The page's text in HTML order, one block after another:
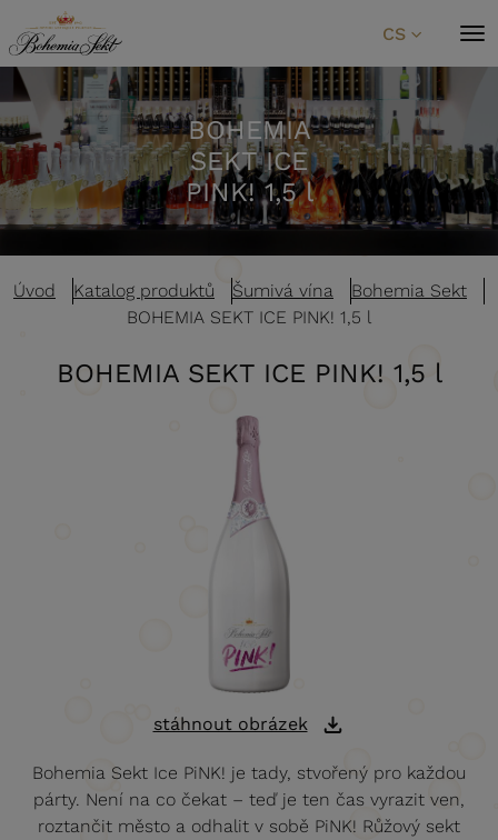
Přeskočit na obsah
CS
BOHEMIA
SEKT ICE
PINK! 1,5 l
Úvod Katalog produktů Šumivá vína
Bohemia Sekt
BOHEMIA SEKT ICE PINK! 1,5 l
BOHEMIA SEKT ICE PINK! 1,5 l
stáhnout obrázek
Bohemia Sekt Ice PiNK! je tady, stvořený pro každou
párty. Není na co čekat – teď je ten čas vyrazit ven,
roztančit město a odhalit v sobě PiNK! Růžový sekt